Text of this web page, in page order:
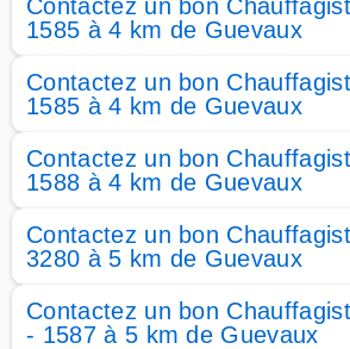
Contactez un bon
1585 à 4 km de Guevaux
Contactez un bon
1585 à 4 km de Guevaux
Contactez un bon
1588 à 4 km de Guevaux
Contactez un bon
3280 à 5 km de Guevaux
Contactez un bon
- 1587 à 5 km de Guevaux